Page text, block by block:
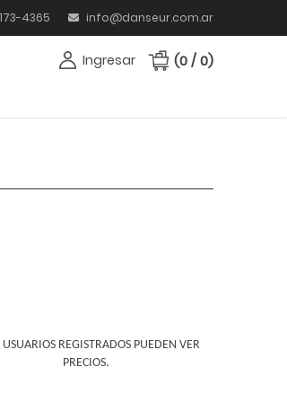
4365 info@danseur.com.ar
Ingresar (0 / 0)
USUARIOS REGISTRADOS PUEDEN VER
PRECIOS.